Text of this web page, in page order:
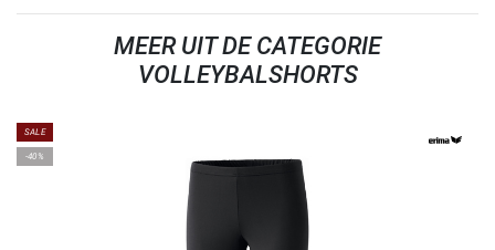
MEER UIT DE CATEGORIE
VOLLEYBALSHORTS
SALE
-40%